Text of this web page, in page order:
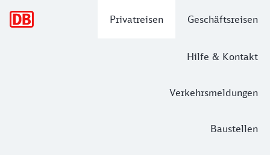
Privatreisen Geschäftsreisen
Hilfe & Kontakt
Verkehrsmeldungen
Baustellen